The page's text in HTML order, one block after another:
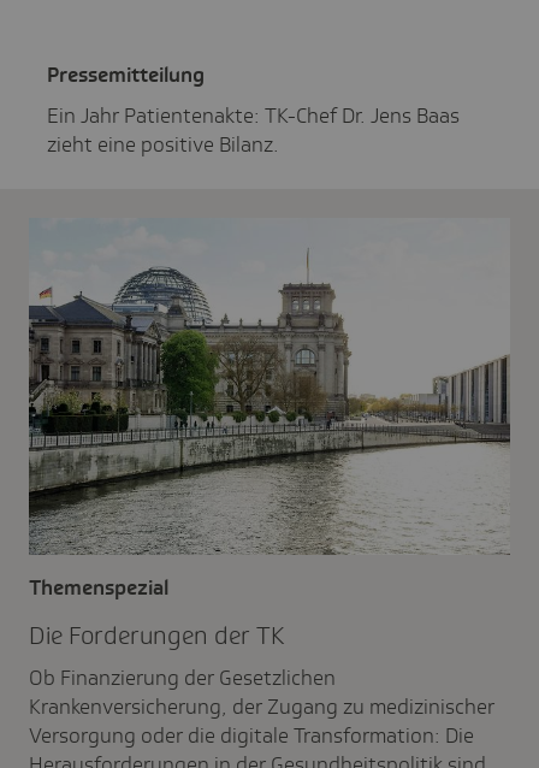
Pres­se­mit­tei­lung
Ein Jahr Patientenakte: TK-Chef Dr. Jens Baas
zieht eine positive Bilanz.
Die Forde­rungen der TK
Themenspezial
Ob Finanzierung der Gesetzlichen
Krankenversicherung, der Zugang zu medizinischer
Versorgung oder die digitale Transformation: Die